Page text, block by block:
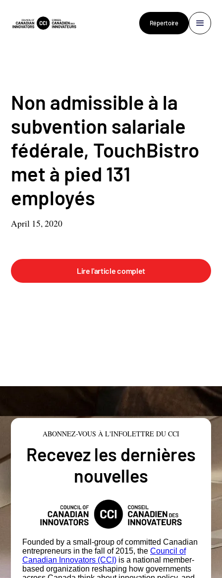
Répertoire
Non admissible à la
subvention salariale
fédérale, TouchBistro
met à pied 131
employés
April 15, 2020
Lire l'article complet
ABONNEZ-VOUS À L'INFOLETTRE DU CCI
Recevez les dernières
nouvelles